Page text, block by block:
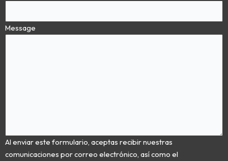
Message
Al enviar este formulario, aceptas recibir nuestras
comunicaciones por correo electrónico, así como el